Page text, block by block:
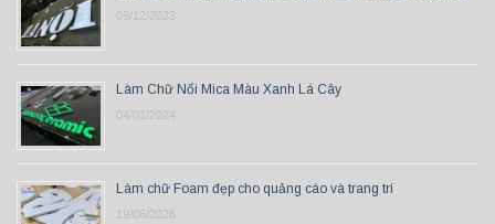
09/12/2023
Làm Chữ Nổi Mica Màu Xanh Lá Cây
04/01/2024
Làm chữ Foam đẹp cho quảng cáo và trang trí
19/06/2026